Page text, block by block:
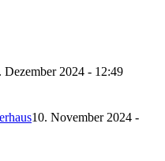
Dezember 2024 - 12:49
10. November 2024 -